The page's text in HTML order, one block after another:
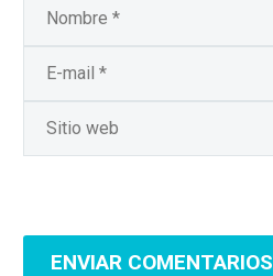
ENVIAR COMENTARIOS